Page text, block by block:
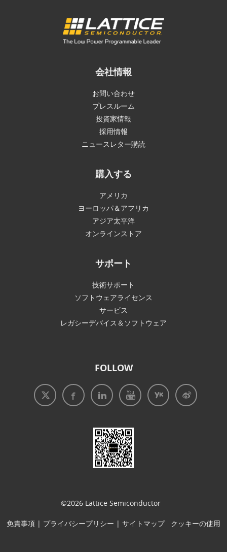
会社情報
お問い合わせ
プレスルーム
投資家情報
採用情報
ニュースレター購読
購入する
アメリカ
ヨーロッパ＆アフリカ
アジア太平洋
オンラインストア
サポート
技術サポート
ソフトウェアライセンス
サービス
レガシーデバイス＆ソフトウェア
FOLLOW
免責事項 | プライバシープリシー | クッキーの使用